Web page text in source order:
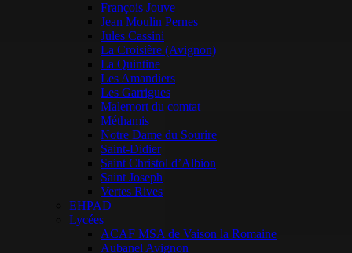
François Jouve
Jean Moulin Pernes
Jules Cassini
La Croisière (Avignon)
La Quintine
Les Amandiers
Les Garrigues
Malemort du comtat
Méthamis
Notre Dame du Sourire
Saint-Didier
Saint Christol d’Albion
Saint Joseph
Vertes Rives
EHPAD
Lycées
ACAF MSA de Vaison la Romaine
Aubanel Avignon